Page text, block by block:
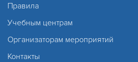
Правила
Учебным центрам
Организаторам мероприятий
Контакты